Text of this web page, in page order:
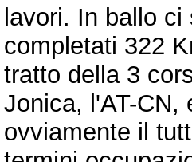
lavori. In ballo
completati 322
tratto della 3
Jonica, l'AT-CN,
ovviamente il